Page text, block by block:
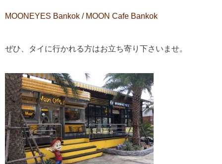
MOONEYES Bankok / MOON Cafe Bankok
ぜひ、タイに行かれる方はお立ち寄り下さいませ。